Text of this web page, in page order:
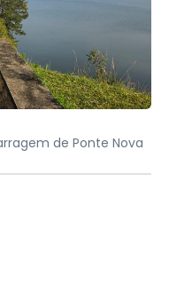
de Ponte Nova